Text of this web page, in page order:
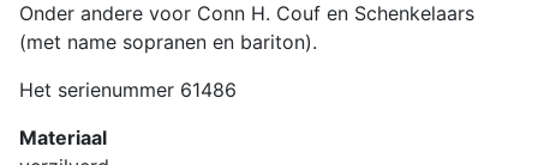
Onder andere voor Conn H. Couf en Schenkelaars
(met name sopranen en bariton).
Het serienummer 61486
Materiaal